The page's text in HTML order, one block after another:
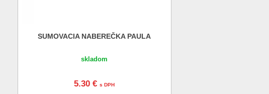
SUMOVACIA NABEREČKA PAULA
skladom
5.30 €s DPH